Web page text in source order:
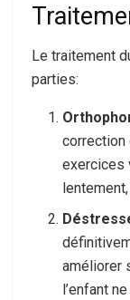
Le traitement
parties:
correction
exercices
améliorer
l’enfant